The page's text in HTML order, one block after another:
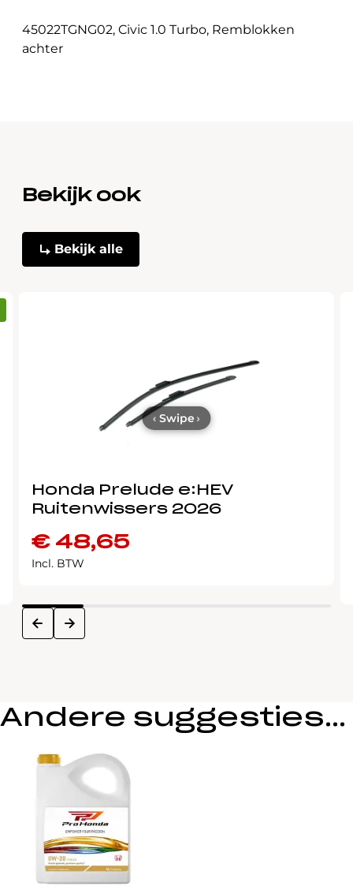
45022TGNG02, Civic 1.0 Turbo, Remblokken
achter
Bekijk ook
Bekijk alle
Honda Prelude e:HEV
Ruitenwissers 2026
€48,65
Incl. BTW
prev next
‹ Swipe ›
Andere suggesties…